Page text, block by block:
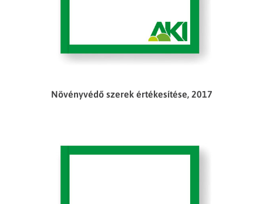
Növényvédő szerek értékesítése, 2017